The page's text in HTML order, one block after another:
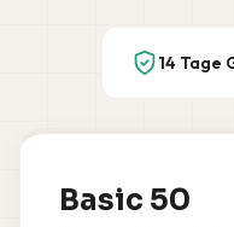
14 Tage
Basic 50